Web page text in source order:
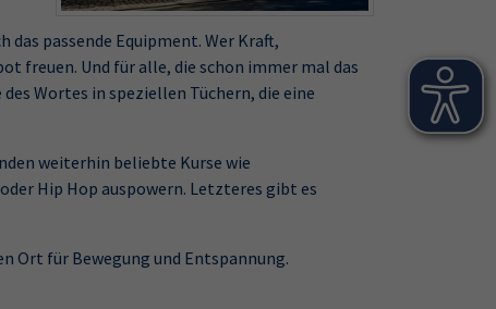
passende Equipment. Wer Kraft,
freuen. Und für alle, die schon immer mal das
Wortes in speziellen Tüchern, die eine
weiterhin beliebte Kurse wie
Hip Hop auspowern. Letzteres gibt es
Ort für Bewegung und Entspannung.